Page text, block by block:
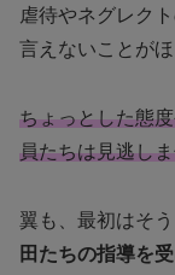
虐待やネグレク
言えないことがほ
ちょっとした態
員たちは見逃し
翼も、最初はそう
田たちの指導を